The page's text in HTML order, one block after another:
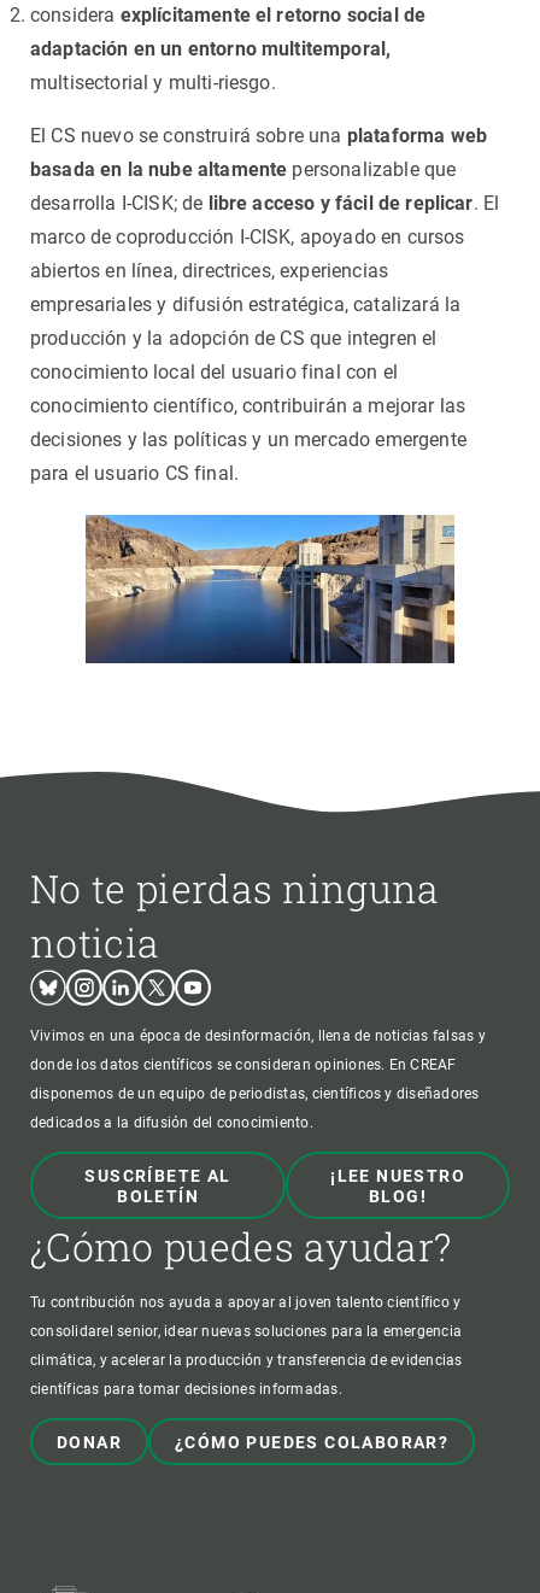
considera explícitamente el retorno social de
adaptación en un entorno multitemporal,
multisectorial y multi-riesgo.
El CS nuevo se construirá sobre una plataforma web
basada en la nube altamente personalizable que
desarrolla I-CISK; de libre acceso y fácil de replicar. El
marco de coproducción I-CISK, apoyado en cursos
abiertos en línea, directrices, experiencias
empresariales y difusión estratégica, catalizará la
producción y la adopción de CS que integren el
conocimiento local del usuario final con el
conocimiento científico, contribuirán a mejorar las
decisiones y las políticas y un mercado emergente
para el usuario CS final.
No te pierdas ninguna
noticia
BlueskyInstagram
LinkedinTwitterYoutube
Vivimos en una época de desinformación, llena de noticias falsas y
donde los datos científicos se consideran opiniones. En CREAF
disponemos de un equipo de periodistas, científicos y diseñadores
dedicados a la difusión del conocimiento.
SUSCRÍBETE AL
BOLETÍN
¡LEE NUESTRO
BLOG!
¿Cómo puedes ayudar?
Tu contribución nos ayuda a apoyar al joven talento científico y
consolidarel senior, idear nuevas soluciones para la emergencia
climática, y acelerar la producción y transferencia de evidencias
científicas para tomar decisiones informadas.
DONAR ¿CÓMO PUEDES COLABORAR?